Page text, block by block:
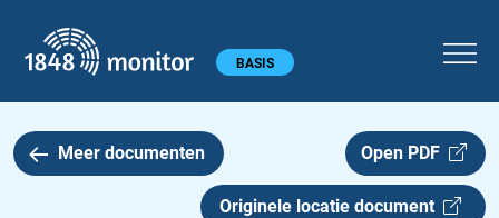
Hoofdmenu BASIS
Meer documenten Open PDF
Originele locatie document